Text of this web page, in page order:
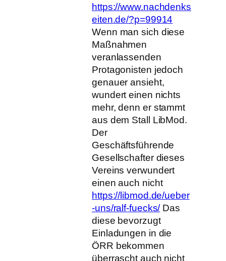
https://www.nachdenks
eiten.de/?p=99914
Wenn man sich diese
Maßnahmen
veranlassenden
Protagonisten jedoch
genauer ansieht,
wundert einen nichts
mehr, denn er stammt
aus dem Stall LibMod.
Der
Geschäftsführende
Gesellschafter dieses
Vereins verwundert
einen auch nicht
https://libmod.de/ueber
-uns/ralf-fuecks/Das
diese bevorzugt
Einladungen in die
ÖRR bekommen
überrascht auch nicht